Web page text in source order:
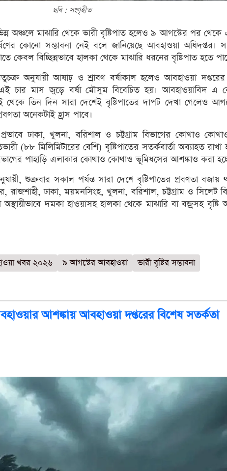
ছবি : সংগৃহীত
অঞ্চলে মাঝারি থেকে ভারী বৃষ্টিপাত হলেও ৯ আগস্টের পর
কোনো সম্ভাবনা নেই বলে জানিয়েছে আবহাওয়া অধিদপ্তর।
কেবল বিচ্ছিন্নভাবে হালকা থেকে মাঝারি ধরনের বৃষ্টিপাত হতে
অনুযায়ী আষাঢ় ও শ্রাবণ বর্ষাকাল হলেও আবহাওয়া দপ্তরের
চার মাস জুড়ে বর্ষা মৌসুম বিবেচিত হয়। আবহাওয়াবিদ এ
তিন দিন সারা দেশেই বৃষ্টিপাতের দাপট দেখা গেলেও
অনেকটাই হ্রাস পাবে।
ঢাকা, খুলনা, বরিশাল ও চট্টগ্রাম বিভাগের কোথাও
(৮৮ মিলিমিটারের বেশি) বৃষ্টিপাতের সতর্কবার্তা অব্যাহত রাখা
পাহাড়ি এলাকার কোথাও কোথাও ভূমিধসের আশঙ্কাও করা
শুক্রবার সকাল পর্যন্ত সারা দেশে বৃষ্টিপাতের প্রবণতা বজায়
রাজশাহী, ঢাকা, ময়মনসিংহ, খুলনা, বরিশাল, চট্টগ্রাম ও সিলেট
দমকা হাওয়াসহ হালকা থেকে মাঝারি বা বজ্রসহ বৃষ্টি
খবর ২০২৬ ৯ আগস্টের আবহাওয়া
ভারী বৃষ্টির সম্ভাবনা
আশঙ্কায় আবহাওয়া দপ্তরের বিশেষ সতর্কতা